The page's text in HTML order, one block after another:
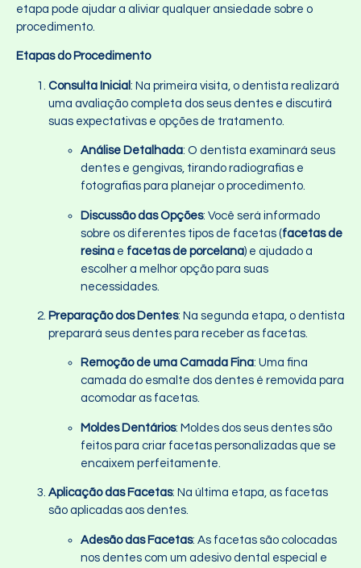
etapa pode ajudar a aliviar qualquer ansiedade sobre o
procedimento.
Etapas do Procedimento
Consulta Inicial : Na primeira visita, o dentista realizará
uma avaliação completa dos seus dentes e discutirá
suas expectativas e opções de tratamento.
Análise Detalhada: O dentista examinará seus
dentes e gengivas, tirando radiografias e
fotografias para planejar o procedimento.
Discussão das Opções: Você será informado
sobre os diferentes tipos de facetas (facetas de
resina e facetas de porcelana) e ajudado a
escolher a melhor opção para suas
necessidades.
Preparação dos Dentes: Na segunda etapa, o dentista
preparará seus dentes para receber as facetas.
Remoção de uma Camada Fina: Uma fina
camada do esmalte dos dentes é removida para
acomodar as facetas.
Moldes Dentários: Moldes dos seus dentes são
feitos para criar facetas personalizadas que se
encaixem perfeitamente.
Aplicação das Facetas: Na última etapa, as facetas
são aplicadas aos dentes.
Adesão das Facetas: As facetas são colocadas
nos dentes com um adesivo dental especial e